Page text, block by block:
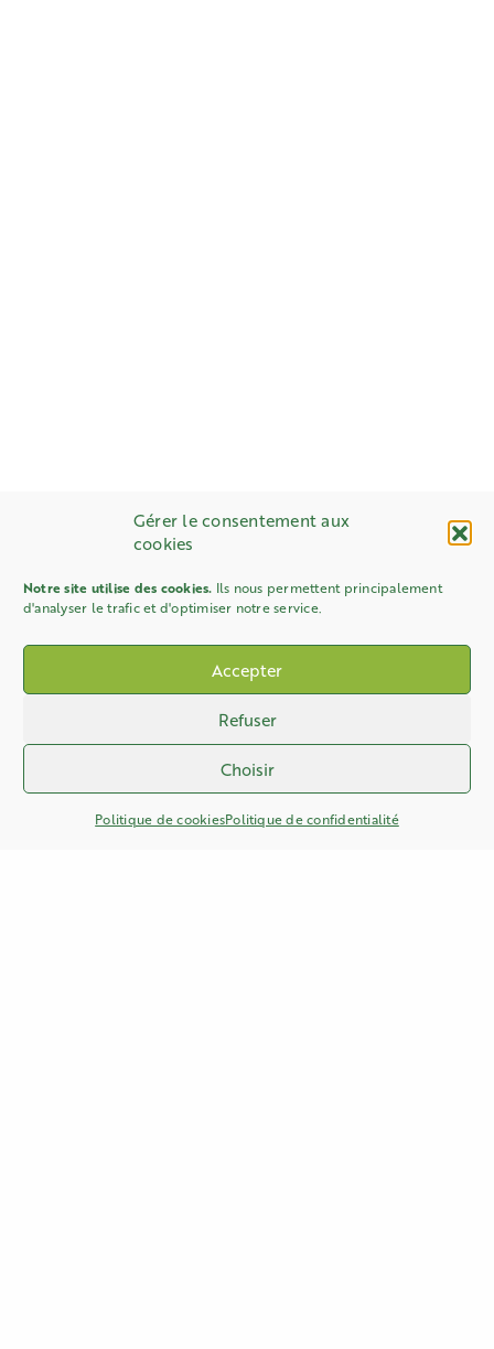
Gérer le consentement aux
cookies
Notre site utilise des cookies. Ils nous permettent principalement
d'analyser le trafic et d'optimiser notre service.
Accepter
Refuser
Choisir
Politique de cookiesPolitique de confidentialité